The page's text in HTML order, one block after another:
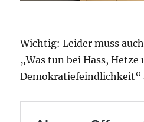
Wichtig: Leider muss
„Was tun bei Hass, Hetze
Demokratiefeindlichkeit“